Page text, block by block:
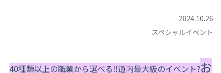
2024.10.26
スペシャルイベント
40種類以上の職業から選べる‼道内最大級のイベント?お